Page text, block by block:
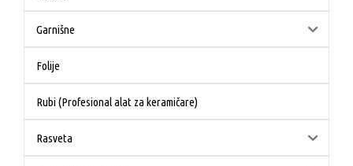
Garnišne
Folije
Rubi (Profesional alat za keramičare)
Rasveta